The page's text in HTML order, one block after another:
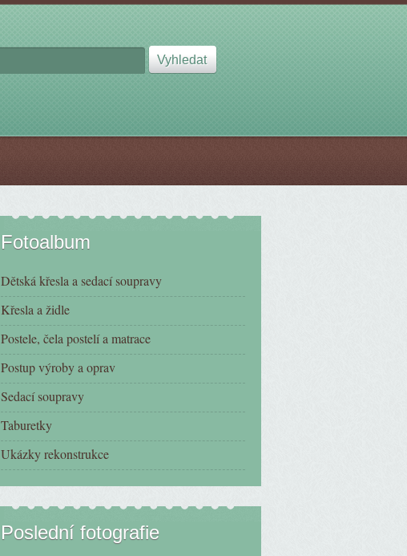
Fotoalbum
Dětská křesla a sedací soupravy
Křesla a židle
Postele, čela postelí a matrace
Postup výroby a oprav
Sedací soupravy
Taburetky
Ukázky rekonstrukce
Poslední fotografie